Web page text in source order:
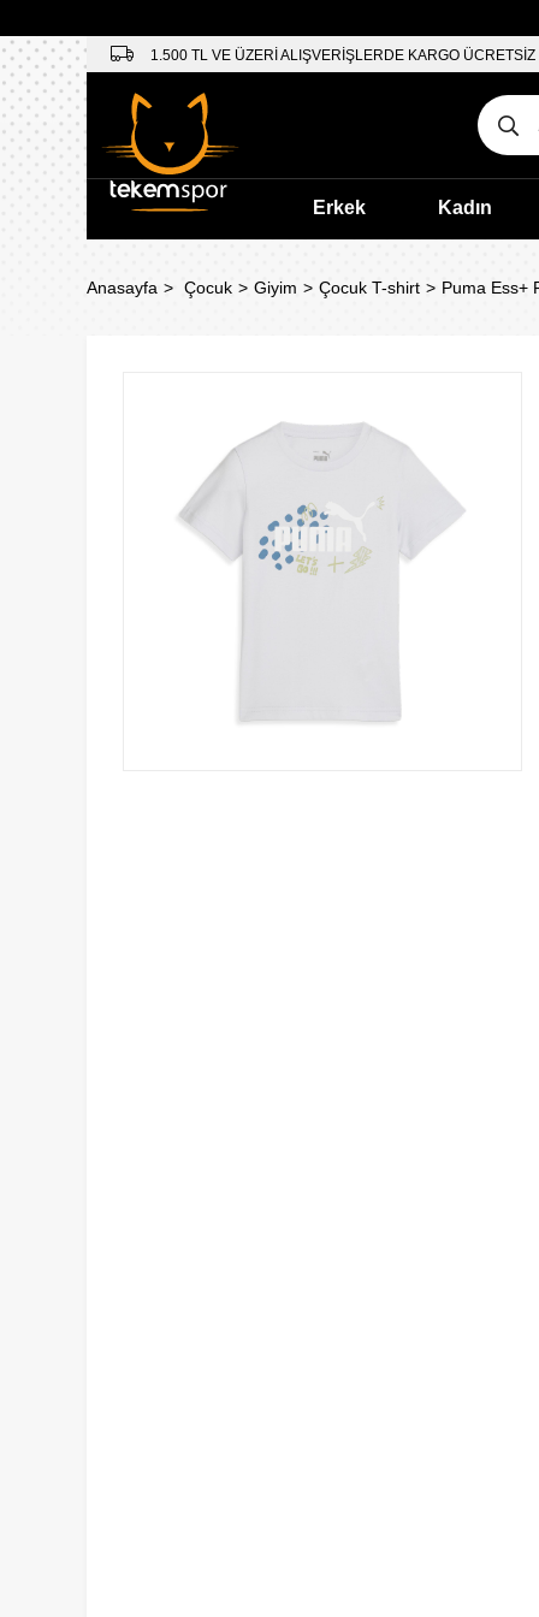
1.500 TL VE ÜZERİ ALIŞVERİŞLERDE KARGO ÜCRETSİZ
Erkek Kadın
Anasayfa Çocuk Giyim Çocuk T-shirt Puma Ess+